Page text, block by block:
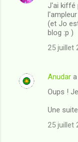
J'ai kiffé
(et Jo
blog :p )
25 juillet
Anudar a
Oups !
Une
25 juillet